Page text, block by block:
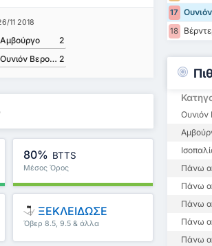
11 2018
Αμβούργο
2
Ουνιόν Βερολίνου 2
80% BTTS
Μέσος Όρος
ΞΕΚΛΕΙΔΩΣΕ
Όβερ 8.5, 9.5 & άλλα
17
18
Ουνιόν
Πάνω
Πάνω
Πάνω
Πάνω
Πάνω